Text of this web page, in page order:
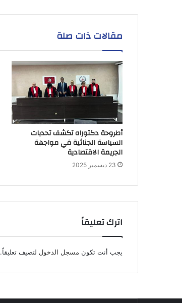
مقالات ذات صلة
أطروحة دكتوراه تكشف تحديات
السياسة الجنائية في مواجهة
الجريمة الاقتصادية
23 ديسمبر 2025
اترك تعليقاً
يجب أنت تكون مسجل الدخول لتضيف تعليقاً.